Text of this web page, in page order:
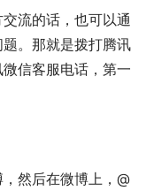
流的话，也可以通
。那就是拨打腾讯
信客服电话，第一
然后在微博上，@